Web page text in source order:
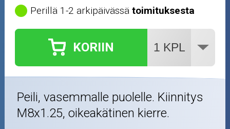
Puutarha ja metsä
Ajovarusteet
Nastarenkaat
Renkaat ja vanteet
Öljyt ja kemikaalit
Perillä 1-2 arkipäivässätoimituksesta
KORIIN
Peili, vasemmalle puolelle. Kiinnitys
M8x1.25, oikeakätinen kierre.